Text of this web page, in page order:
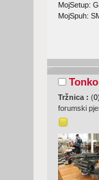
MojSetup:
MojSpuh:
Tonko
Tržnica : (0)
forumski